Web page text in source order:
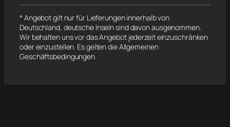
* Angebot gilt nur für Lieferungen innerhalb von
Deutschland, deutsche Inseln sind davon ausgenommen.
Wir behalten uns vor das Angebot jederzeit einzuschränken
oder einzustellen. Es gelten die Allgemeinen
Geschäftsbedingungen.